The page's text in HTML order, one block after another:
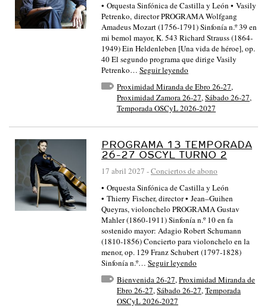
• Orquesta Sinfónica de Castilla y León • Vasily
Petrenko, director PROGRAMA Wolfgang
Amadeus Mozart (1756-1791) Sinfonía n.º 39 en
mi bemol mayor, K. 543 Richard Strauss (1864-
1949) Ein Heldenleben [Una vida de héroe], op.
40 El segundo programa que dirige Vasily
Petrenko… Seguir leyendo
Proximidad Miranda de Ebro 26-27,
Proximidad Zamora 26-27,Sábado 26-27,
Temporada OSCyL 2026-2027
PROGRAMA 13 TEMPORADA
26-27 OSCYL TURNO 2
17 abril 2027 -Conciertos de abono
• Orquesta Sinfónica de Castilla y León
• Thierry Fischer, director • Jean–Guihen
Queyras, violonchelo PROGRAMA Gustav
Mahler (1860-1911) Sinfonía n.º 10 en fa
sostenido mayor: Adagio Robert Schumann
(1810-1856) Concierto para violonchelo en la
menor, op. 129 Franz Schubert (1797-1828)
Sinfonía n.º… Seguir leyendo
Bienvenida 26-27,Proximidad Miranda de
Ebro 26-27,Sábado 26-27,Temporada
OSCyL 2026-2027